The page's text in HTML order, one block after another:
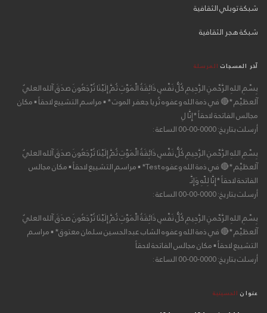
شبكة توبلي الثقافية
شبكة هجر الثقافية
آخر المسجات المرسلة
بِسْمِ اللهِ الرَّحْمنِ الرَّحِيمِ كُلُّ نَفْسٍ ذَائِقَةُ الْمَوْتِ ثُمَّ إِلَيْنَا تُرْجَعُونَ صدَقَ آلله العليٌ
آلعظيْم *🔴 في ذمة الله وعفوه ثُريا جعفر الموت * ▪ مراسم التشييع لاحقاً ▪ مكان
مجالس الفاتحة لاحقاً *إِنَّا لِ
أرسلت بتاريخ: 0000-00-00 الساعة :
بِسْمِ اللهِ الرَّحْمنِ الرَّحِيمِ كُلُّ نَفْسٍ ذَائِقَةُ الْمَوْتِ ثُمَّ إِلَيْنَا تُرْجَعُونَ صدَقَ آلله العليٌ
آلعظيْم *🔴 في ذمة الله وعفوه Test* ▪ مراسم التشييع لاحقاً ▪ مكان مجالس
الفاتحة لاحقاً *إِنَّا لِلّهِ وَإِنَّـ
أرسلت بتاريخ: 0000-00-00 الساعة :
بِسْمِ اللهِ الرَّحْمنِ الرَّحِيمِ كُلُّ نَفْسٍ ذَائِقَةُ الْمَوْتِ ثُمَّ إِلَيْنَا تُرْجَعُونَ صدَقَ آلله العليٌ
آلعظيْم *🔴 في ذمة الله وعفوه الشاب عبدالحسين سلمان معتوق* ▪ مراسم
التشييع لاحقاً ▪ مكان مجالس الفاتحة لاحقاً
أرسلت بتاريخ: 0000-00-00 الساعة :
عنوان الحسينية